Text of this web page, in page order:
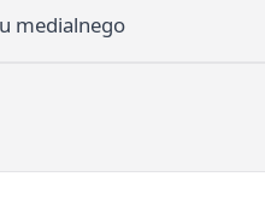
medialnego